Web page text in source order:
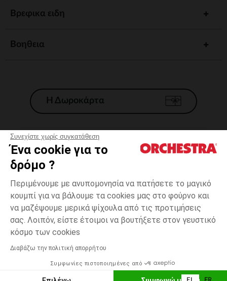
Συνεχίστε χωρίς συγκατάθεση
Ένα cookie για το
δρόμο ?
Περιμένουμε με ανυπομονησία να πατήσετε το μαγικό
κουμπί για να βάλουμε τα cookies μας στο φούρνο και
να μαζέψουμε μερικά ψίχουλα από τις προτιμήσεις
σας. Λοιπόν, είστε έτοιμοι να βουτήξετε στον γευστικό
κόσμο των cookies
Διαβάζω την πολιτική απορρήτου
Συμφωνίες πιστοποιημένες από
Εκρού
17-
Δυνατότητα πληρωμής με
ΠΡΟΣΘΉΚΗ ΣΤΟ ΚΑΛΆΘΙ
Βρεφικα ειδη
Βοηθεια
Η Δωροκάρτα
Γενικοί 'Οροι Πώλησης
*Εμπορικες προσφορες
Προσωπικά δεδομένα
Διαχείρηση των cookies
Προσβασιμότητα: μη συμμορφούμενη
H Orchestra συμμετέχει στον κωδικά δεοντολογίας και στο σύστημα
μεσολάβησης της Γαλλικής Ομοσπονδίας Ηλεκτρονικού Εμπορίου.